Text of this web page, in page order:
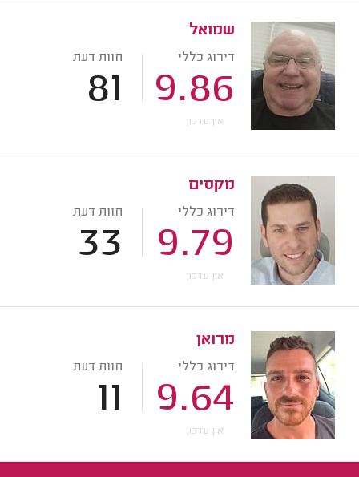
שמואל
דירוג כללי
9.86
חוות דעת
81
אין עדכון
מקסים
דירוג כללי
9.79
חוות דעת
33
אין עדכון
מרואן
דירוג כללי
9.64
חוות דעת
11
אין עדכון